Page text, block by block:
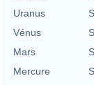
Uranus
Vénus
Mars
Mercure